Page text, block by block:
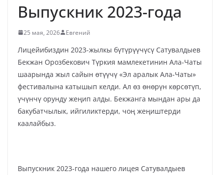
Выпускник 2023-года
25 мая, 2026 Евгений
Лицейибиздин 2023-жылкы бүтүрүүчүсү Сатувалдыев
Бекжан Орозбекович Түркия мамлекетинин Ала-Чаты
шаарында жыл сайын өтүүчү «Эл аралык Ала-Чаты»
фестивалына катышып келди. Ал өз өнөрүн көрсөтүп,
үчүнчү орунду жеңип алды. Бекжанга мындан ары да
бакубатчылык, ийгиликтерди, чоң жеңиштерди
каалайбыз.
Выпускник 2023-года нашего лицея Сатувалдыев